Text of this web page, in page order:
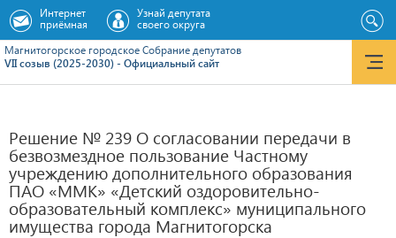
Магнитогорское городское Cобрание депутатов
VII созыв (2025-2030) - Официальный сайт
Интернет
приёмная
Узнай депутата
своего округа
Решение № 239 О согласовании передачи в
безвозмездное пользование Частному
учреждению дополнительного образования
ПАО «ММК» «Детский оздоровительно-
образовательный комплекс» муниципального
имущества города Магнитогорска